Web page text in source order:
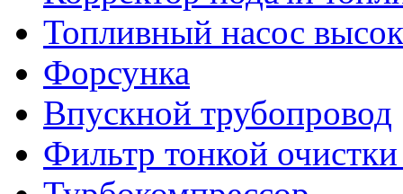
Топливный насос
Форсунка
Впускной трубопровод
Фильтр тонкой